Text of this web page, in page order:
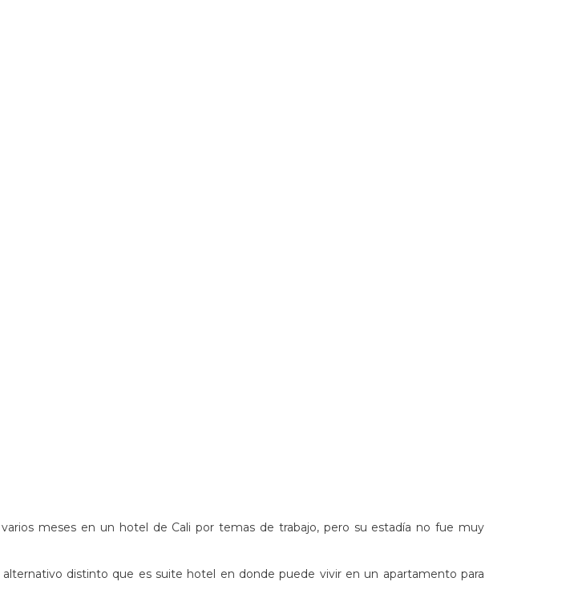
meses en un hotel de Cali por temas de trabajo, pero su estadía no fue muy
distinto que es suite hotel en donde puede vivir en un apartamento para